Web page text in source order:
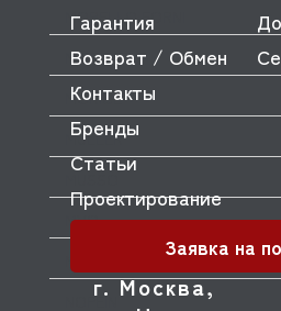
MORELLO FORNI
MORETTI
MORICE
MULLER
MVQ
NOPEINг. Москва,
Гарантия
Возврат / Обмен
Контакты
Бренды
Статьи
Проектирование
Заявка на